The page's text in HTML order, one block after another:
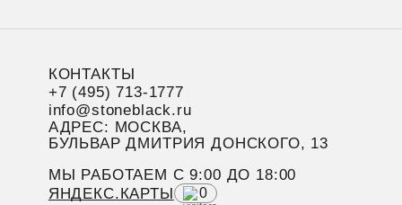
КОНТАКТЫ
+7 (495) 713-1777
info@stoneblack.ru
АДРЕС: МОСКВА,
БУЛЬВАР ДМИТРИЯ ДОНСКОГО, 13
МЫ РАБОТАЕМ C 9:00 ДО 18:00
ЯНДЕКС.КАРТЫ
0